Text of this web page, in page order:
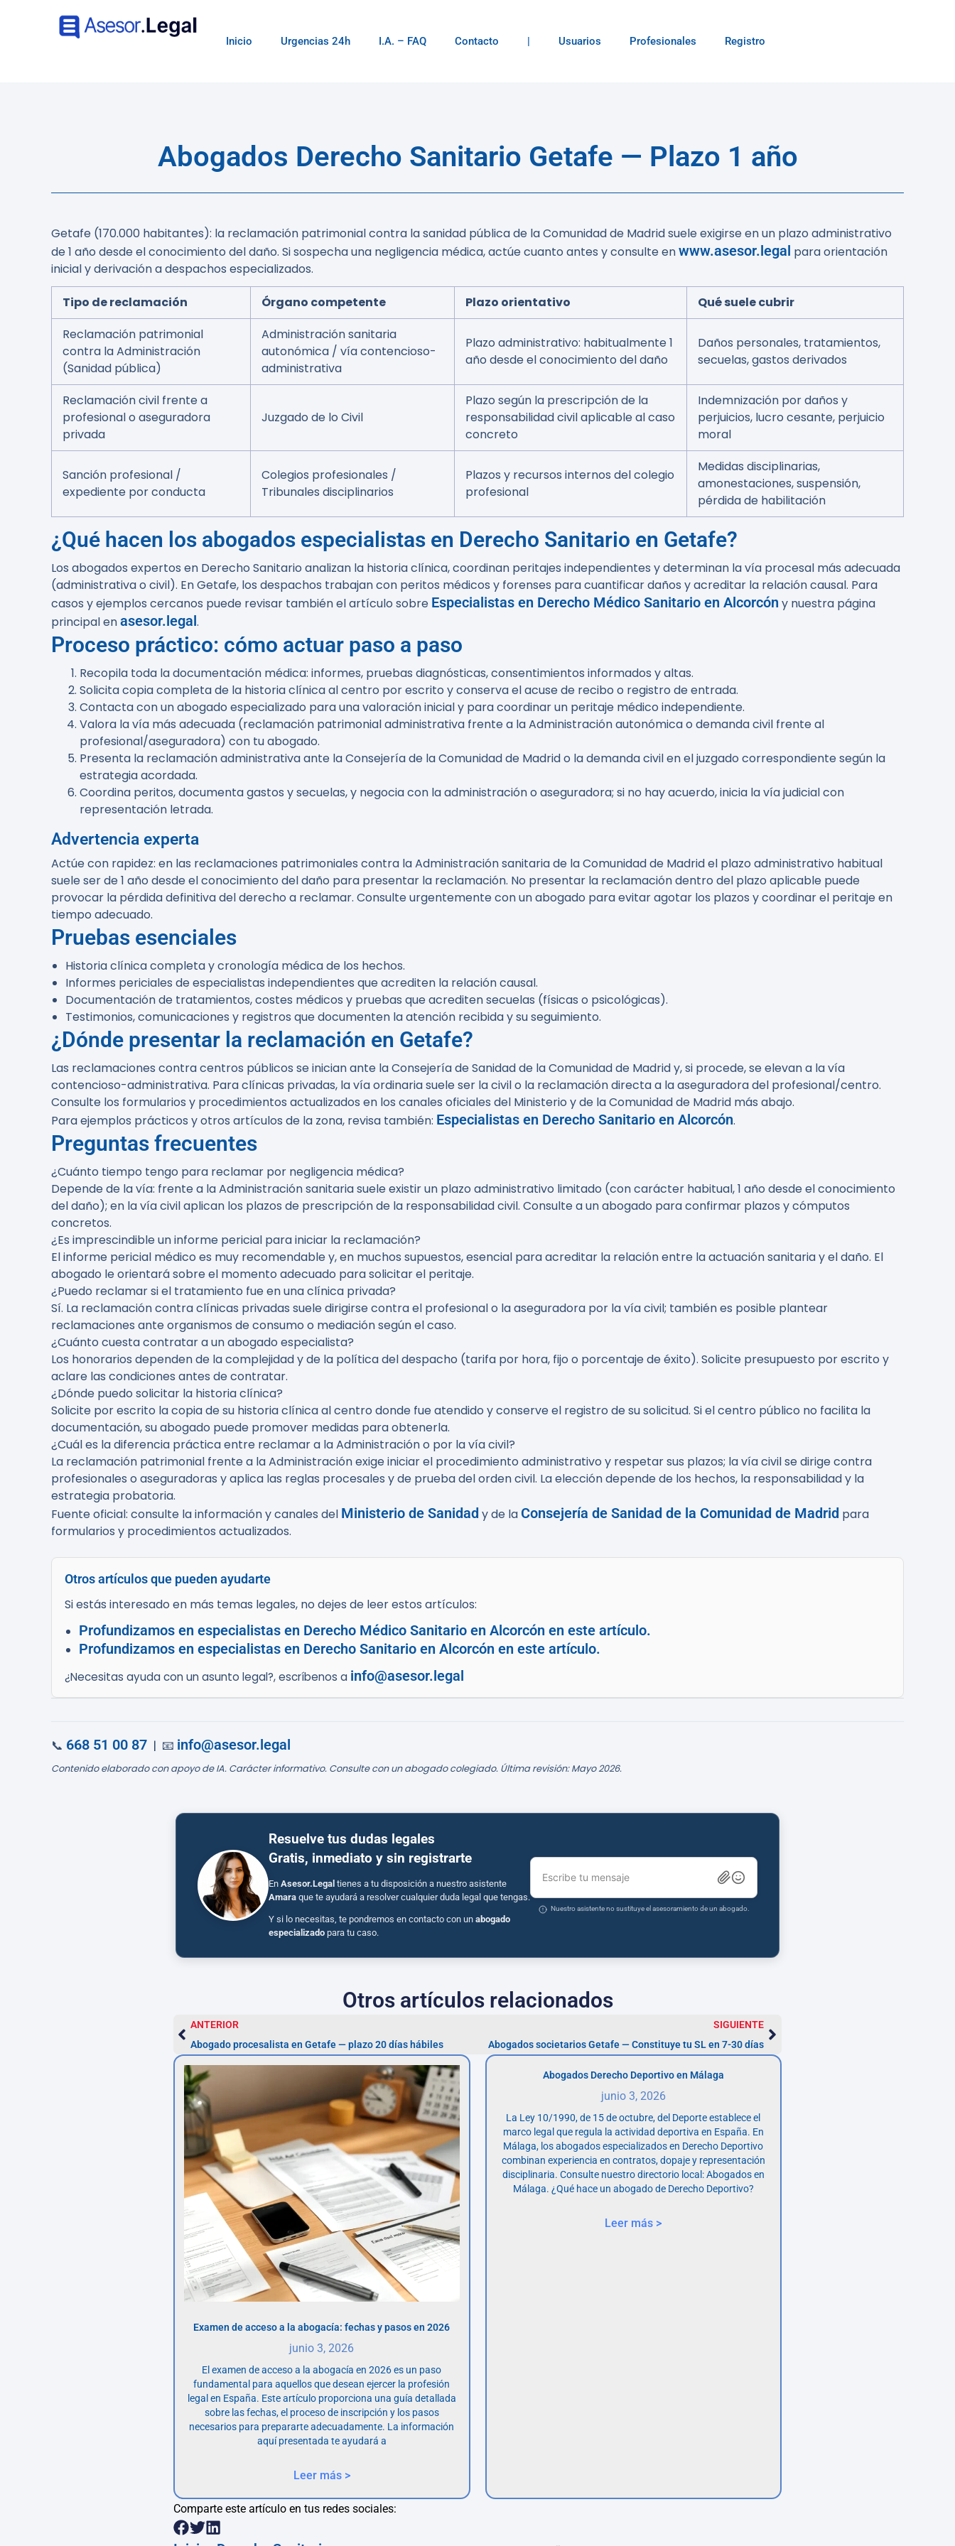
Inicio Urgencias 24h I.A. – FAQ Contacto | Usuarios Profesionales Registro
Abogados Derecho Sanitario Getafe — Plazo 1 año
Getafe (170.000 habitantes): la reclamación patrimonial contra la sanidad pública de la Comunidad de Madrid suele exigirse en un plazo administrativo
de1 año desde el conocimiento del daño. Si sospecha una negligencia médica, actúe cuanto antes y consulte enwww.asesor.legal para orientación
inicial y derivación a despachos especializados.
Tipo de reclamación Órgano competente Plazo orientativo
Qué suele cubrir
Reclamación patrimonial
contra la Administración
(Sanidad pública)
Administración sanitaria
autonómica / vía contencioso-
administrativa
Plazo administrativo: habitualmente 1
año desde el conocimiento del daño
Daños personales, tratamientos,
secuelas, gastos derivados
Reclamación civil frente a
profesional o aseguradora
privada
Juzgado de lo Civil
Plazo según la prescripción de la
responsabilidad civil aplicable al caso
concreto
Indemnización por daños y
perjuicios, lucro cesante, perjuicio
moral
Sanción profesional /
expediente por conducta
Colegios profesionales /
Tribunales disciplinarios
Plazos y recursos internos del colegio
profesional
Medidas disciplinarias,
amonestaciones, suspensión,
pérdida de habilitación
¿Qué hacen los abogados especialistas en Derecho Sanitario en Getafe?
Los abogados expertos en Derecho Sanitario analizan la historia clínica, coordinan peritajes independientes y determinan la vía procesal más adecuada
(administrativa o civil). En Getafe, los despachos trabajan con peritos médicos y forenses para cuantificar daños y acreditar la relación causal. Para
casos y ejemplos cercanos puede revisar también el artículo sobre Especialistas en Derecho Médico Sanitario en Alcorcón y nuestra página
principal enasesor.legal.
Proceso práctico: cómo actuar paso a paso
Recopila toda la documentación médica: informes, pruebas diagnósticas, consentimientos informados y altas.
Solicita copia completa de la historia clínica al centro por escrito y conserva el acuse de recibo o registro de entrada.
Contacta con un abogado especializado para una valoración inicial y para coordinar un peritaje médico independiente.
Valora la vía más adecuada (reclamación patrimonial administrativa frente a la Administración autonómica o demanda civil frente al
profesional/aseguradora) con tu abogado.
Presenta la reclamación administrativa ante la Consejería de la Comunidad de Madrid o la demanda civil en el juzgado correspondiente según la
estrategia acordada.
Coordina peritos, documenta gastos y secuelas, y negocia con la administración o aseguradora; si no hay acuerdo, inicia la vía judicial con
representación letrada.
Advertencia experta
Actúe con rapidez: en las reclamaciones patrimoniales contra la Administración sanitaria de la Comunidad de Madrid el plazo administrativo habitual
suele ser de1 año desde el conocimiento del daño para presentar la reclamación. No presentar la reclamación dentro del plazo aplicable puede
provocar la pérdida definitiva del derecho a reclamar. Consulte urgentemente con un abogado para evitar agotar los plazos y coordinar el peritaje en
tiempo adecuado.
Pruebas esenciales
Historia clínica completa y cronología médica de los hechos.
Informes periciales de especialistas independientes que acrediten la relación causal.
Documentación de tratamientos, costes médicos y pruebas que acrediten secuelas (físicas o psicológicas).
Testimonios, comunicaciones y registros que documenten la atención recibida y su seguimiento.
¿Dónde presentar la reclamación en Getafe?
Las reclamaciones contra centros públicos se inician ante la Consejería de Sanidad de la Comunidad de Madrid y, si procede, se elevan a la vía
contencioso-administrativa. Para clínicas privadas, la vía ordinaria suele ser la civil o la reclamación directa a la aseguradora del profesional/centro.
Consulte los formularios y procedimientos actualizados en los canales oficiales del Ministerio y de la Comunidad de Madrid más abajo.
Para ejemplos prácticos y otros artículos de la zona, revisa también: Especialistas en Derecho Sanitario en Alcorcón.
Preguntas frecuentes
¿Cuánto tiempo tengo para reclamar por negligencia médica?
Depende de la vía: frente a la Administración sanitaria suele existir un plazo administrativo limitado (con carácter habitual, 1 año desde el conocimiento
del daño); en la vía civil aplican los plazos de prescripción de la responsabilidad civil. Consulte a un abogado para confirmar plazos y cómputos
concretos.
¿Es imprescindible un informe pericial para iniciar la reclamación?
El informe pericial médico es muy recomendable y, en muchos supuestos, esencial para acreditar la relación entre la actuación sanitaria y el daño. El
abogado le orientará sobre el momento adecuado para solicitar el peritaje.
¿Puedo reclamar si el tratamiento fue en una clínica privada?
Sí. La reclamación contra clínicas privadas suele dirigirse contra el profesional o la aseguradora por la vía civil; también es posible plantear
reclamaciones ante organismos de consumo o mediación según el caso.
¿Cuánto cuesta contratar a un abogado especialista?
Los honorarios dependen de la complejidad y de la política del despacho (tarifa por hora, fijo o porcentaje de éxito). Solicite presupuesto por escrito y
aclare las condiciones antes de contratar.
¿Dónde puedo solicitar la historia clínica?
Solicite por escrito la copia de su historia clínica al centro donde fue atendido y conserve el registro de su solicitud. Si el centro público no facilita la
documentación, su abogado puede promover medidas para obtenerla.
¿Cuál es la diferencia práctica entre reclamar a la Administración o por la vía civil?
La reclamación patrimonial frente a la Administración exige iniciar el procedimiento administrativo y respetar sus plazos; la vía civil se dirige contra
profesionales o aseguradoras y aplica las reglas procesales y de prueba del orden civil. La elección depende de los hechos, la responsabilidad y la
estrategia probatoria.
Fuente oficial: consulte la información y canales del Ministerio de Sanidad y de la Consejería de Sanidad de la Comunidad de Madrid para
formularios y procedimientos actualizados.
Otros artículos que pueden ayudarte
Si estás interesado en más temas legales, no dejes de leer estos artículos:
Profundizamos en especialistas en Derecho Médico Sanitario en Alcorcón en este artículo.
Profundizamos en especialistas en Derecho Sanitario en Alcorcón en este artículo.
¿Necesitas ayuda con un asunto legal?, escríbenos a info@asesor.legal
📞 668 51 00 87 | 📧 info@asesor.legal
Contenido elaborado con apoyo de IA. Carácter informativo. Consulte con un abogado colegiado. Última revisión: Mayo 2026.
Resuelve tus dudas legales
Gratis, inmediato y sin registrarte
En Asesor.Legal tienes a tu disposición a nuestro asistente
Amara que te ayudará a resolver cualquier duda legal que tengas.
Y si lo necesitas, te pondremos en contacto con un abogado
especializado para tu caso.
Escribe tu mensaje
Nuestro asistente no sustituye el asesoramiento de un abogado.
Otros artículos relacionados
ANTERIOR
Abogado procesalista en Getafe — plazo 20 días hábiles
SIGUIENTE
Abogados societarios Getafe — Constituye tu SL en 7-30 días
Examen de acceso a la abogacía: fechas y pasos en 2026
junio 3, 2026
El examen de acceso a la abogacía en 2026 es un paso
fundamental para aquellos que desean ejercer la profesión
legal en España. Este artículo proporciona una guía detallada
sobre las fechas, el proceso de inscripción y los pasos
necesarios para prepararte adecuadamente. La información
aquí presentada te ayudará a
Leer más >
Abogados Derecho Deportivo en Málaga
junio 3, 2026
La Ley 10/1990, de 15 de octubre, del Deporte establece el
marco legal que regula la actividad deportiva en España. En
Málaga, los abogados especializados en Derecho Deportivo
combinan experiencia en contratos, dopaje y representación
disciplinaria. Consulte nuestro directorio local: Abogados en
Málaga. ¿Qué hace un abogado de Derecho Deportivo?
Leer más >
Comparte este artículo en tus redes sociales: